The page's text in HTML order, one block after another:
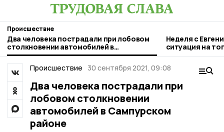
Происшествие
Два человека пострадали при лобовом
столкновении автомобилей в
Сампурском районе
Неделя с
ситуация на
городе и
Происшествие
30 сентября 2021, 09:08
Два человека пострадали при
лобовом столкновении
автомобилей в Сампурском
районе